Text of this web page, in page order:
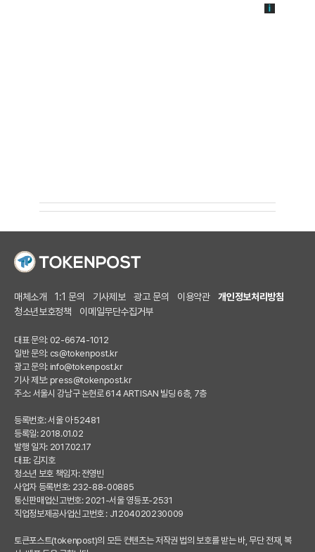
매체소개 1:1 문의 기사제보 광고 문의 이용약관
개인정보처리방침
청소년보호정책
이메일무단수집거부
대표 문의: 02-6674-1012
일반 문의: cs@tokenpost.kr
광고 문의: info@tokenpost.kr
기사 제보: press@tokenpost.kr
주소: 서울시 강남구 논현로 614 ARTISAN 빌딩 6층, 7층
등록번호: 서울 아 52481
등록일: 2018.01.02
발행 일자: 2017.02.17
대표: 김지호
청소년 보호 책임자: 전영빈
사업자 등록번호: 232-88-00885
통신판매업신고번호: 2021-서울 영등포-2531
직업정보제공사업신고번호 : J1204020230009
토큰포스트(tokenpost)의 모든 컨텐츠는 저작권 법의 보호를 받는 바, 무단 전재, 복